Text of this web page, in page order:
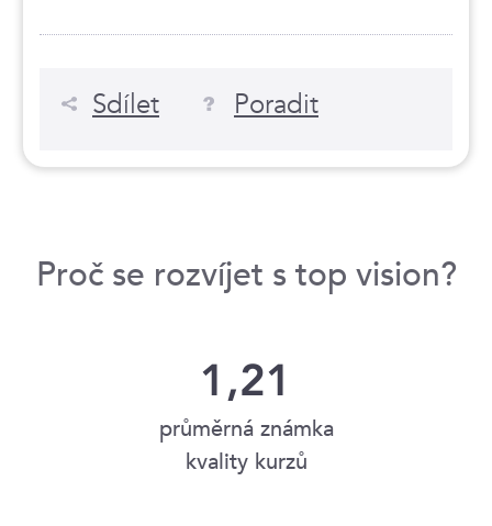
Sdílet Poradit
Proč se rozvíjet s top vision?
1,21
průměrná známka
kvality kurzů